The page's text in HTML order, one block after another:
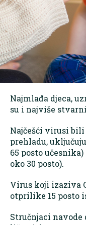
Najmlađa djeca,
su i najviše
Najčešći virusi
prehladu,
65 posto
oko 30 posto).
Virus koji izaziva
otprilike 15 posto
Stručnjaci